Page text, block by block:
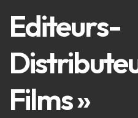
Editeurs-
Films »